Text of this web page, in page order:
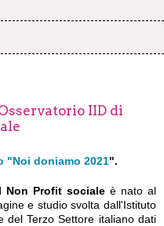
IID di
"Noi doniamo 2021".
Non Profit sociale è nato al
e studio svolta dall'Istituto
del Terzo Settore italiano dati